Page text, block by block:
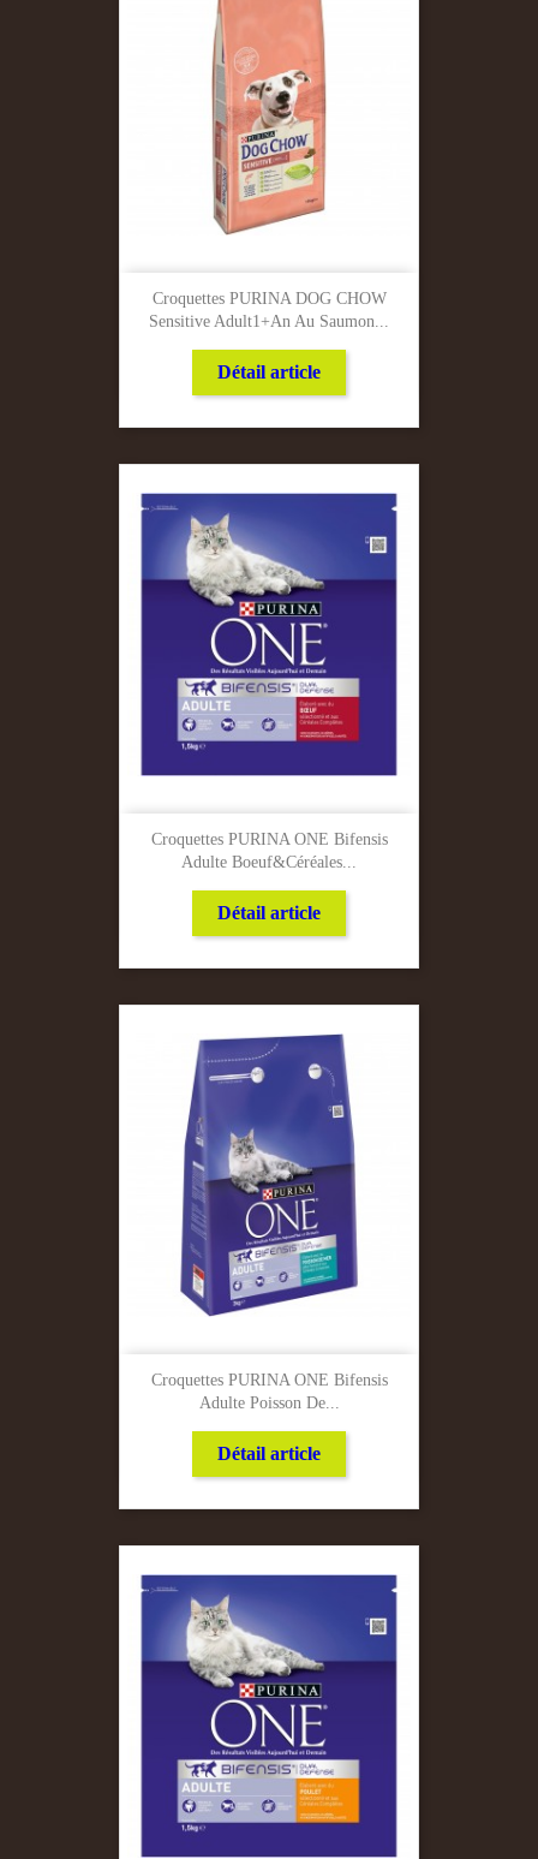
Croquettes PURINA DOG CHOW
Sensitive Adult1+an Au Saumon...
Détail article
Croquettes PURINA ONE Bifensis
Adulte Boeuf&céréales...
Détail article
Croquettes PURINA ONE Bifensis
Adulte Poisson De...
Détail article